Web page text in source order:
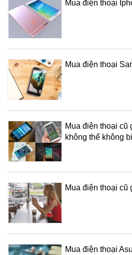
Mua điện thoại
Mua điện thoại
Mua điện thoại
không thể không
Mua điện thoại cũ
Mua điện thoại